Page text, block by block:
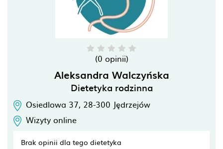
(0 opinii)
Aleksandra Walczyńska
Dietetyka rodzinna
Osiedlowa 37, 28-300 Jędrzejów
Wizyty online
Brak opinii dla tego dietetyka